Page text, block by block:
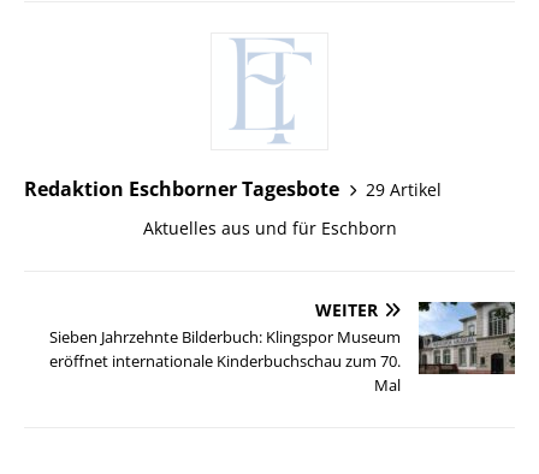
Redaktion Eschborner Tagesbote
29 Artikel
Aktuelles aus und für Eschborn
WEITER
Sieben Jahrzehnte Bilderbuch: Klingspor Museum
eröffnet internationale Kinderbuchschau zum 70.
Mal